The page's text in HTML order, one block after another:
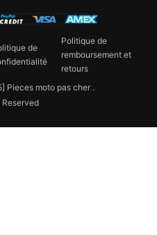
Pieces moto pas cher .
Reserved
de
Politique de
remboursement et
retours